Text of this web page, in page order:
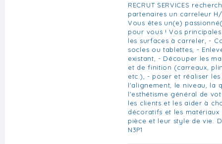
RECRUT SERVICES
partenaires un carreleur
Vous êtes un(e)
pour vous ! Vos
les surfaces à carreler, -
socles ou tablettes, -
existant, - Découper les
et de finition (carreaux,
etc.), - poser et réaliser
l'alignement, le niveau, la
l'esthétisme général de
les clients et les aider à
décoratifs et les
pièce et leur style de vie.
N3P1